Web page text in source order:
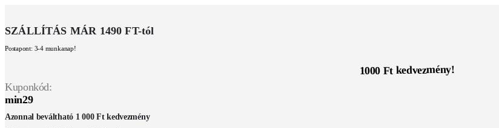
SZÁLLÍTÁS MÁR 1490 FT-tól
Postapont: 3-4 munkanap!
1000 Ft kedvezmény!
Kuponkód:
min29
Azonnal beváltható 1 000 Ft kedvezmény